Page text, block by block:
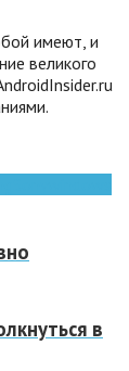
имеют, и
великого
в